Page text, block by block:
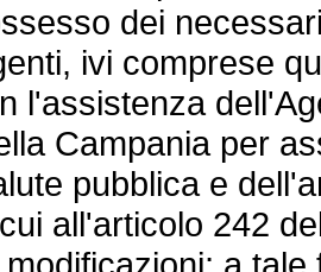
dei
ivi comprese
l'assistenza
Campania per
pubblica e
all'articolo 242